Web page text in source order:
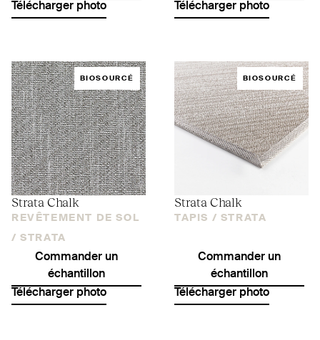
Télécharger photo
Télécharger photo
BIOSOURCÉ
Strata Chalk
REVÊTEMENT DE SOL
/ STRATA
Commander un
échantillon
Télécharger photo
BIOSOURCÉ
Strata Chalk
TAPIS / STRATA
Commander un
échantillon
Télécharger photo